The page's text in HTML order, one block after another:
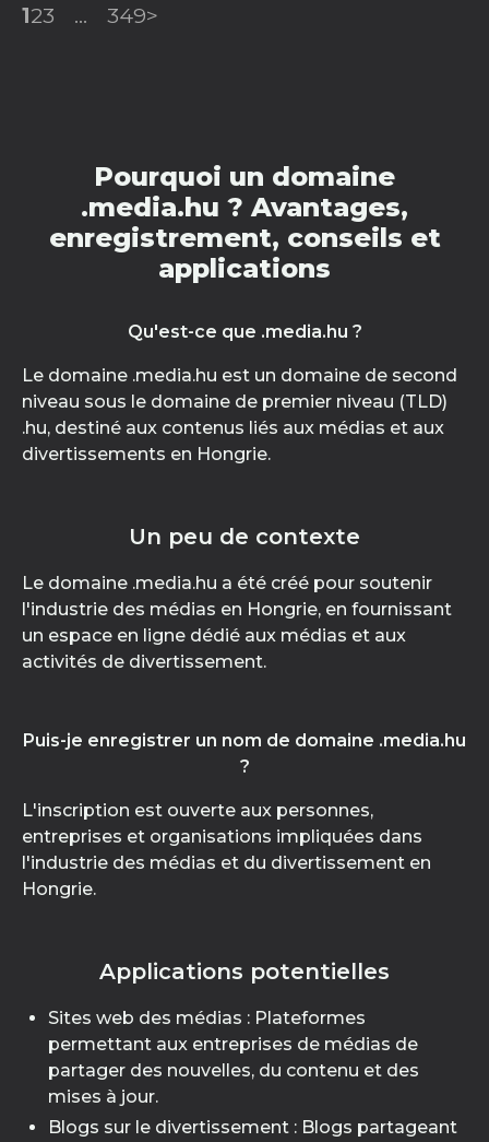
123 ... 349>
Pourquoi un domaine
.media.hu ? Avantages,
enregistrement, conseils et
applications
Qu'est-ce que .media.hu ?
Le domaine .media.hu est un domaine de second
niveau sous le domaine de premier niveau (TLD)
.hu, destiné aux contenus liés aux médias et aux
divertissements en Hongrie.
Un peu de contexte
Le domaine .media.hu a été créé pour soutenir
l'industrie des médias en Hongrie, en fournissant
un espace en ligne dédié aux médias et aux
activités de divertissement.
Puis-je enregistrer un nom de domaine .media.hu
?
L'inscription est ouverte aux personnes,
entreprises et organisations impliquées dans
l'industrie des médias et du divertissement en
Hongrie.
Applications potentielles
Sites web des médias : Plateformes
permettant aux entreprises de médias de
partager des nouvelles, du contenu et des
mises à jour.
Blogs sur le divertissement : Blogs partageant